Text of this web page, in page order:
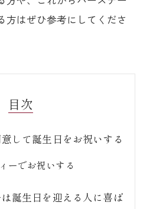
方はぜひ参考にしてくださ
目次
して誕生日をお祝いする
ーでお祝いする
誕生日を迎える人に喜ば